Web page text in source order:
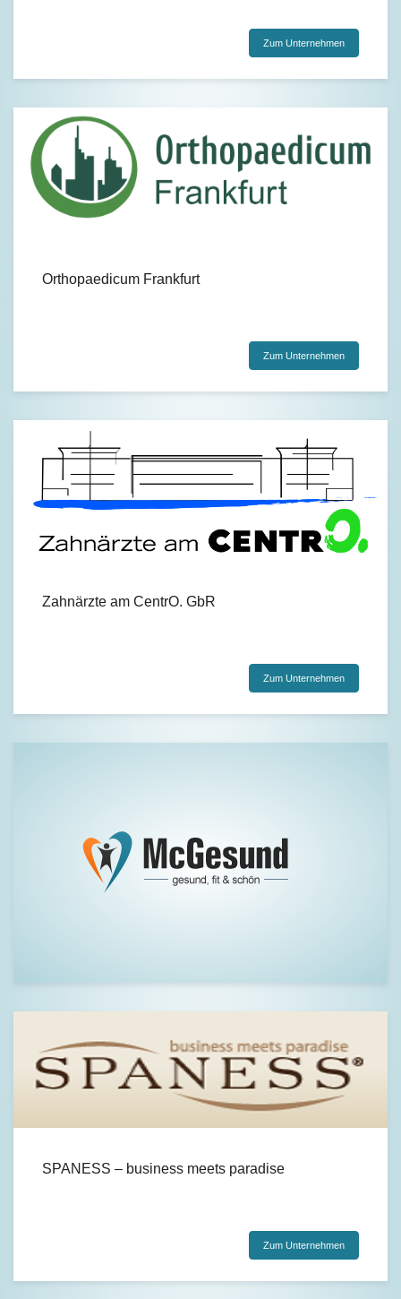
Zum Unternehmen
Orthopaedicum Frankfurt
Zum Unternehmen
Zahnärzte am CentrO. GbR
Zum Unternehmen
SPANESS – business meets paradise
Zum Unternehmen